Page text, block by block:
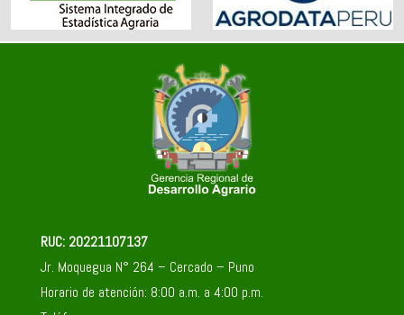
RUC: 20221107137
Jr. Moquegua N° 264 – Cercado – Puno
Horario de atención: 8:00 a.m. a 4:00 p.m.